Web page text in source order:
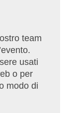
team
usati
o per
modo di